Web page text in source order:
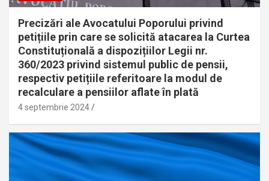
Precizări ale Avocatului Poporului privind
petițiile prin care se solicită atacarea la Curtea
Constituțională a dispozițiilor Legii nr.
360/2023 privind sistemul public de pensii,
respectiv petițiile referitoare la modul de
recalculare a pensiilor aflate în plată
4 septembrie 2024